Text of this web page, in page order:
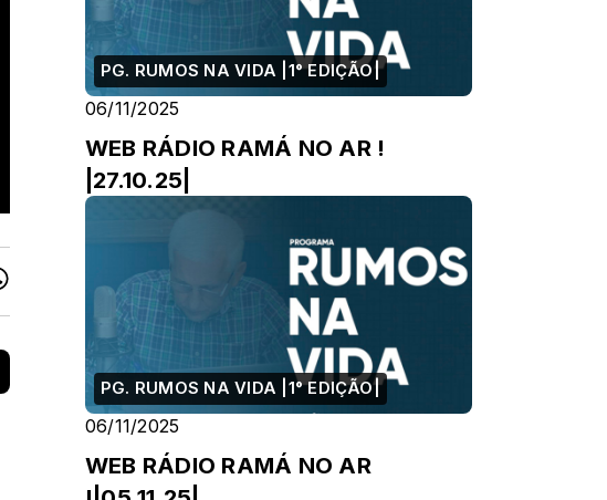
PG. RUMOS NA VIDA |1° EDIÇÃO|
06/11/2025
WEB RÁDIO RAMÁ NO AR !
|27.10.25|
PG. RUMOS NA VIDA |1° EDIÇÃO|
06/11/2025
WEB RÁDIO RAMÁ NO AR